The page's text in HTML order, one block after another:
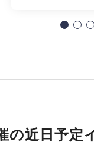
の近日予定